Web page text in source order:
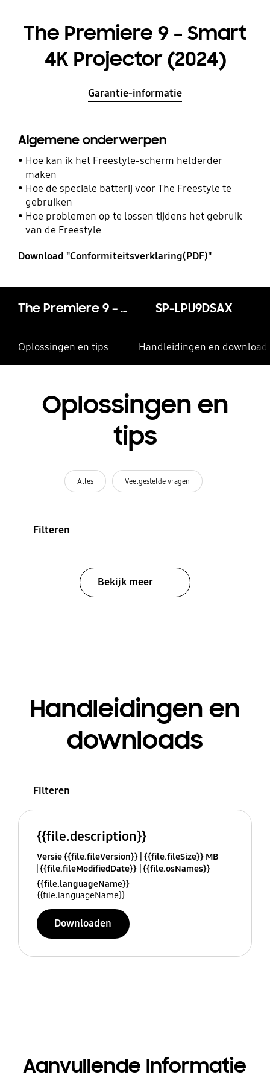
The Premiere 9 – Smart
4K Projector (2024)
Garantie-informatie
Algemene onderwerpen
Hoe kan ik het Freestyle-scherm helderder
maken
Hoe de speciale batterij voor The Freestyle te
gebruiken
Hoe problemen op te lossen tijdens het gebruik
van de Freestyle
Download "Conformiteitsverklaring(PDF)"
The Premiere 9 – Smart 4K Projector (2024) SP-LPU9DSAX
Oplossingen en tips Handleidingen en
Oplossingen en
tips
Alles Veelgestelde vragen
Filteren
Bekijk meer
Handleidingen en
downloads
Filteren
{{file.description}}
Versie {{file.fileVersion}} {{file.fileSize}} MB
{{file.fileModifiedDate}} {{file.osNames}}
{{file.languageName}}
{{file.languageName}}
Downloaden
Aanvullende Informatie